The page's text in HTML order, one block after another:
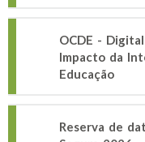
OCDE -
Impacto da
Educação
Reserva de